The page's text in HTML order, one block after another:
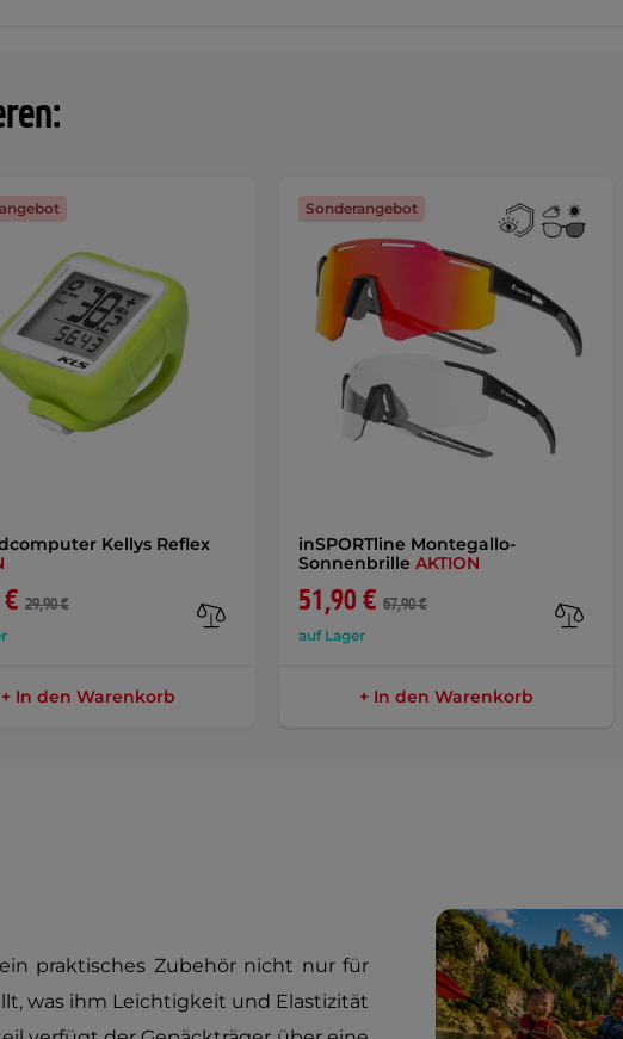
Kellys Reflex
29,90 €
+ In den Warenkorb
inSPORTline Montegallo-
Sonnenbrille AKTION
51,90 € 67,90 €
auf Lager
Sonderangebot
+ In den Warenkorb
praktisches Zubehör nicht nur für
was ihm Leichtigkeit und Elastizität